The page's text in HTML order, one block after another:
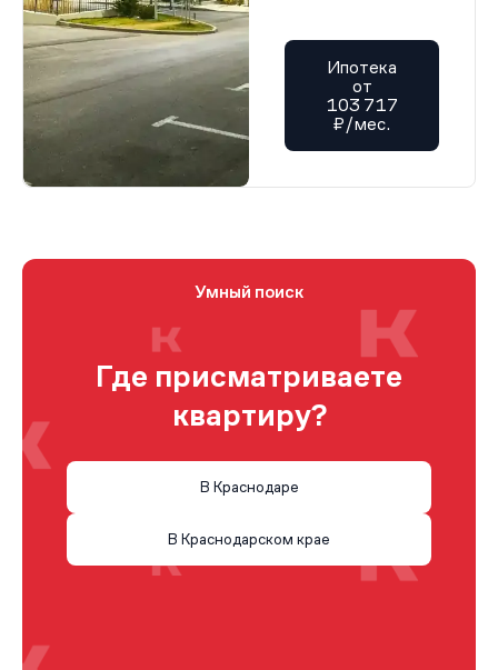
Ипотека
от
103 717
₽/мес.
Умный поиск
Где присматриваете
квартиру?
В Краснодаре
В Краснодарском крае